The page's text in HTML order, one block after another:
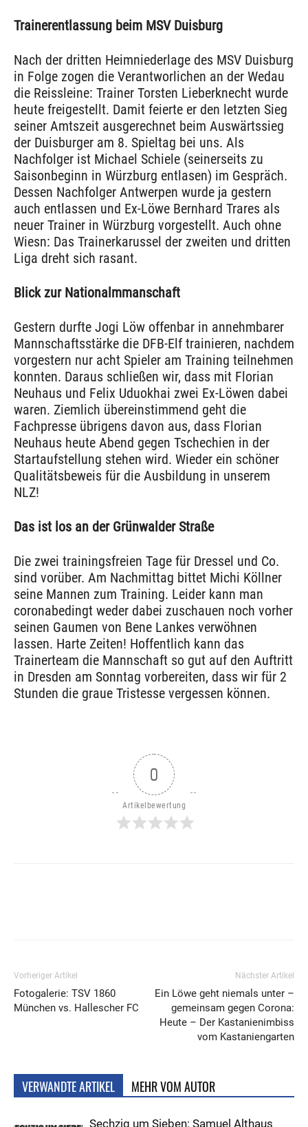
Trainerentlassung beim MSV Duisburg
Nach der dritten Heimniederlage des MSV Duisburg
in Folge zogen die Verantworlichen an der Wedau
die Reissleine: Trainer Torsten Lieberknecht wurde
heute freigestellt. Damit feierte er den letzten Sieg
seiner Amtszeit ausgerechnet beim Auswärtssieg
der Duisburger am 8. Spieltag bei uns. Als
Nachfolger ist Michael Schiele (seinerseits zu
Saisonbeginn in Würzburg entlasen) im Gespräch.
Dessen Nachfolger Antwerpen wurde ja gestern
auch entlassen und Ex-Löwe Bernhard Trares als
neuer Trainer in Würzburg vorgestellt. Auch ohne
Wiesn: Das Trainerkarussel der zweiten und dritten
Liga dreht sich rasant.
Blick zur Nationalmmanschaft
Gestern durfte Jogi Löw offenbar in annehmbarer
Mannschaftsstärke die DFB-Elf trainieren, nachdem
vorgestern nur acht Spieler am Training teilnehmen
konnten. Daraus schließen wir, dass mit Florian
Neuhaus und Felix Uduokhai zwei Ex-Löwen dabei
waren. Ziemlich übereinstimmend geht die
Fachpresse übrigens davon aus, dass Florian
Neuhaus heute Abend gegen Tschechien in der
Startaufstellung stehen wird. Wieder ein schöner
Qualitätsbeweis für die Ausbildung in unserem
NLZ!
Das ist los an der Grünwalder Straße
Die zwei trainingsfreien Tage für Dressel und Co.
sind vorüber. Am Nachmittag bittet Michi Köllner
seine Mannen zum Training. Leider kann man
coronabedingt weder dabei zuschauen noch vorher
seinen Gaumen von Bene Lankes verwöhnen
lassen. Harte Zeiten! Hoffentlich kann das
Trainerteam die Mannschaft so gut auf den Auftritt
in Dresden am Sonntag vorbereiten, dass wir für 2
Stunden die graue Tristesse vergessen können.
0
Artikelbewertung
Vorheriger Artikel
Fotogalerie: TSV 1860
München vs. Hallescher FC
Nächster Artikel
Ein Löwe geht niemals unter –
gemeinsam gegen Corona:
Heute – Der Kastanienimbiss
vom Kastaniengarten
VERWANDTE ARTIKEL MEHR VOM AUTOR
Sechzig um Sieben: Samuel Althaus